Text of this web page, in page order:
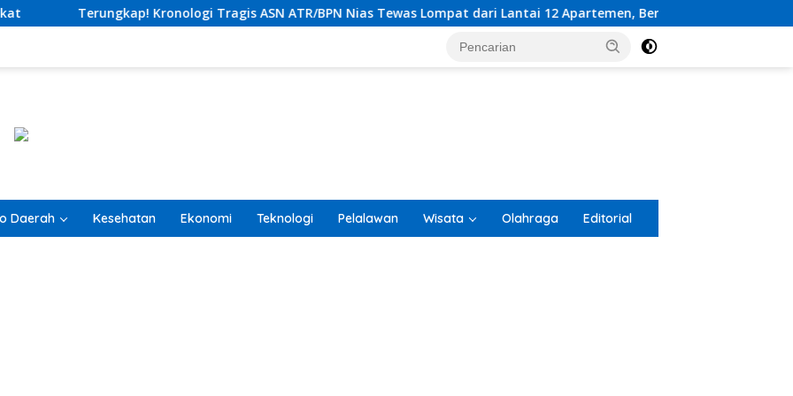
Tragis ASN ATR/BPN Nias Tewas Lompat dari Lantai 12 Apartemen, Berawal dari Pesan Wanita Lewat Aplikasi Kencan
Daerah Kesehatan Ekonomi Teknologi Pelalawan Wisata Olahraga Editorial